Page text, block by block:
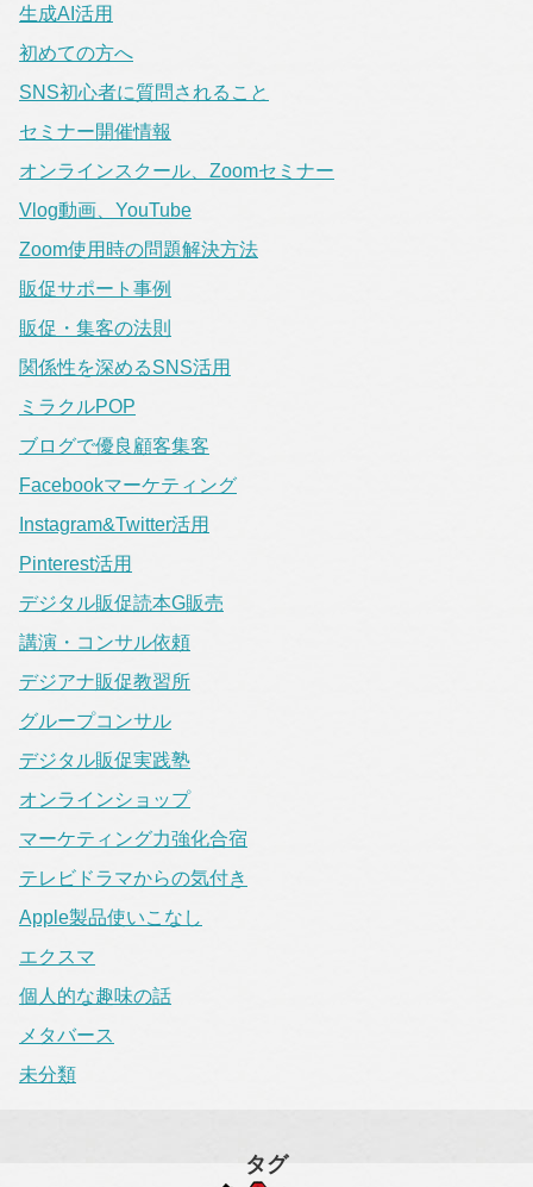
生成AI活用
初めての方へ
SNS初心者に質問されること
セミナー開催情報
オンラインスクール、Zoomセミナー
Vlog動画、YouTube
Zoom使用時の問題解決方法
販促サポート事例
販促・集客の法則
関係性を深めるSNS活用
ミラクルPOP
ブログで優良顧客集客
Facebookマーケティング
Instagram&Twitter活用
Pinterest活用
デジタル販促読本G販売
講演・コンサル依頼
デジアナ販促教習所
グループコンサル
デジタル販促実践塾
オンラインショップ
マーケティング力強化合宿
テレビドラマからの気付き
Apple製品使いこなし
エクスマ
個人的な趣味の話
メタバース
未分類
タグ